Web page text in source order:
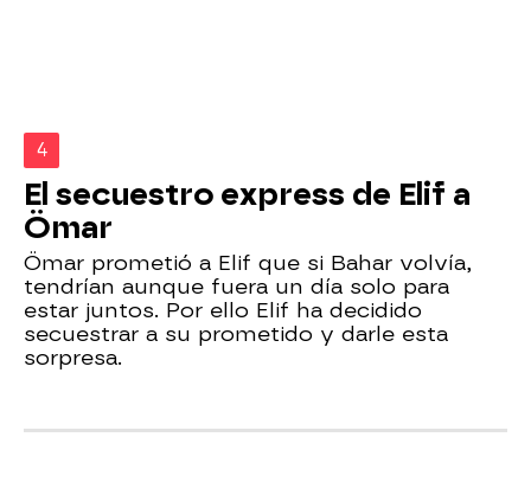
4
El secuestro express de Elif a
Ömar
Ömar prometió a Elif que si Bahar volvía,
tendrían aunque fuera un día solo para
estar juntos. Por ello Elif ha decidido
secuestrar a su prometido y darle esta
sorpresa.